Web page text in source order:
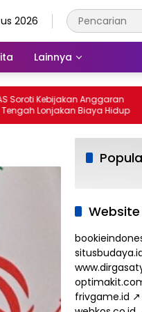
2026
Lainnya
Kebijakan Anggaran
Lonjakan Biaya Hidup
frivgame.id ↗